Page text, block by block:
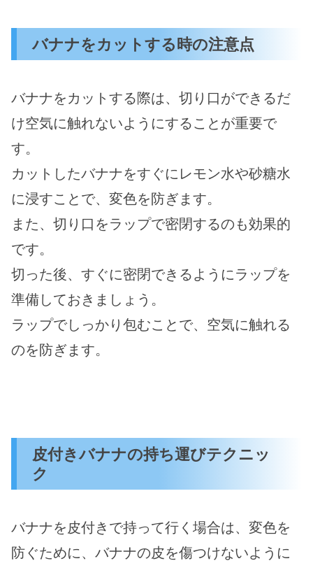
バナナをカットする時の注意点
バナナをカットする際は、切り口ができるだ
け空気に触れないようにすることが重要で
す。
カットしたバナナをすぐにレモン水や砂糖水
に浸すことで、変色を防ぎます。
また、切り口をラップで密閉するのも効果的
です。
切った後、すぐに密閉できるようにラップを
準備しておきましょう。
ラップでしっかり包むことで、空気に触れる
のを防ぎます。
皮付きバナナの持ち運びテクニッ
ク
バナナを皮付きで持って行く場合は、変色を
防ぐために、バナナの皮を傷つけないように